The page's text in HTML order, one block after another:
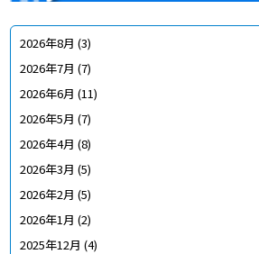
2026年8月 (3)
2026年7月 (7)
2026年6月 (11)
2026年5月 (7)
2026年4月 (8)
2026年3月 (5)
2026年2月 (5)
2026年1月 (2)
2025年12月 (4)